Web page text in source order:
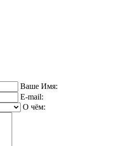
Ваше Имя:
E-mail:
О чём: